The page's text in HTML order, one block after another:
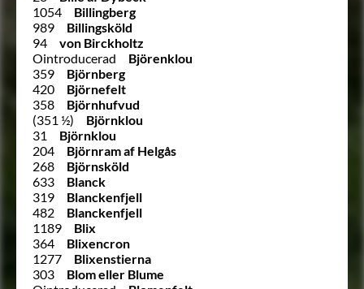
1054
Billingberg
989
Billingsköld
94
von Birckholtz
Ointroducerad
Björenklou
359
Björnberg
420
Björnefelt
358
Björnhufvud
(351 ½)
Björnklou
31
Björnklou
204
Björnram af Helgås
268
Björnsköld
633
Blanck
319
Blanckenfjell
482
Blanckenfjell
1189
Blix
364
Blixencron
1277
Blixenstierna
303
Blom eller Blume